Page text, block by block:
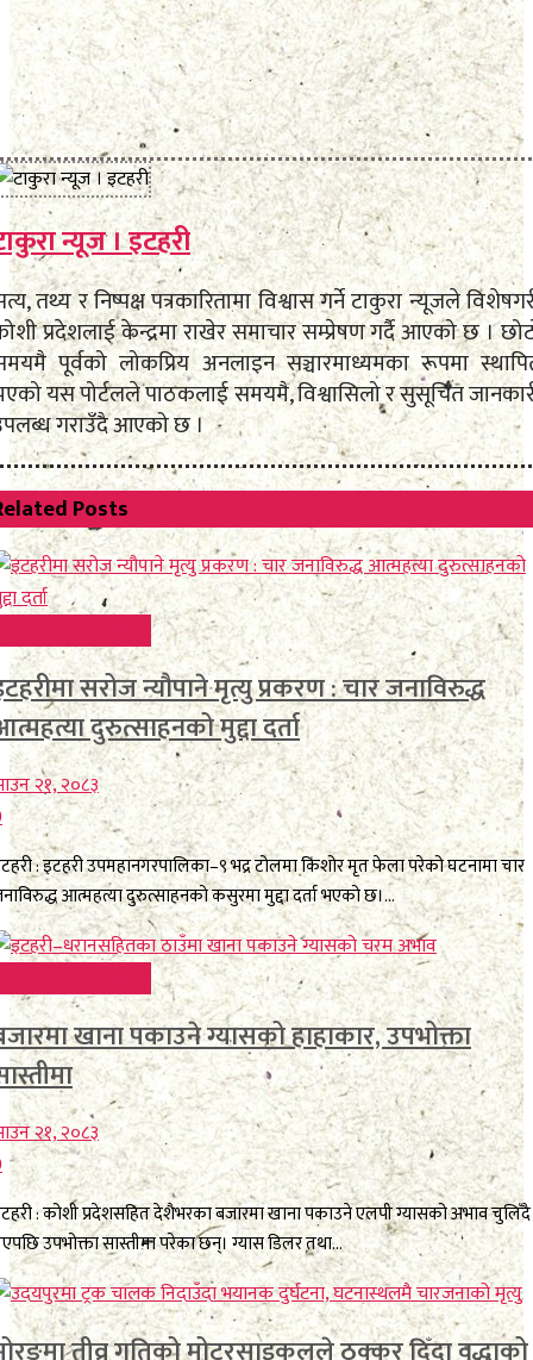
न्यूज । इटहरी
तथ्य र निष्पक्ष पत्रकारितामा विश्वास गर्ने टाकुरा न्यूजले
प्रदेशलाई केन्द्रमा राखेर समाचार सम्प्रेषण गर्दै आएको छ ।
पूर्वको लोकप्रिय अनलाइन सञ्चारमाध्यमका रूपमा
यस पोर्टलले पाठकलाई समयमै, विश्वासिलो र सुसूचित
गराउँदै आएको छ ।
Posts
सरोज न्यौपाने मृत्यु प्रकरण : चार जनाविरुद्ध
दुरुत्साहनको मुद्दा दर्ता
२१, २०८३
: इटहरी उपमहानगरपालिका–९ भद्र टोलमा किशोर मृत फेला परेको घटनामा चार
आत्महत्या दुरुत्साहनको कसुरमा मुद्दा दर्ता भएको छ।...
खाना पकाउने ग्यासको हाहाकार, उपभोक्ता
२१, २०८३
: कोशी प्रदेशसहित देशैभरका बजारमा खाना पकाउने एलपी ग्यासको अभाव चुलिँदै
उपभोक्ता सास्तीमा परेका छन्। ग्यास डिलर तथा...